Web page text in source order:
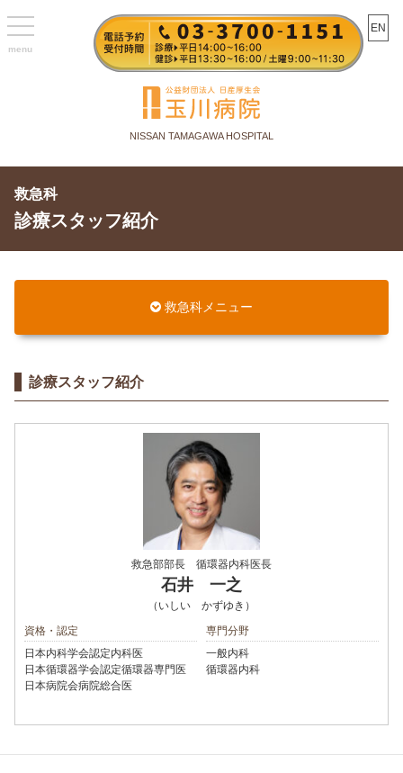
EN
NISSAN TAMAGAWA HOSPITAL
救急科
診療スタッフ紹介
救急科メニュー
診療スタッフ紹介
救急部部長 循環器内科医長
石井 一之
（いしい かずゆき）
資格・認定
日本内科学会認定内科医
日本循環器学会認定循環器専門医
日本病院会病院総合医
専門分野
一般内科
循環器内科
toggle
navigation